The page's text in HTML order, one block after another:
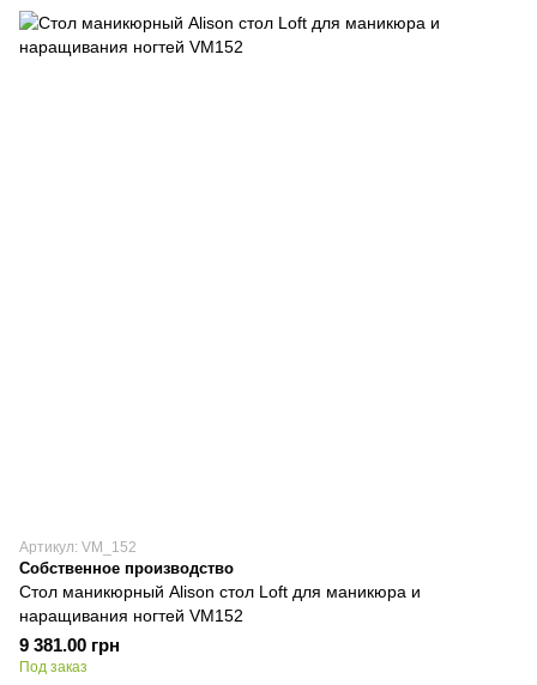
Артикул: VM_152
Собственное производство
Стол маникюрный Alison стол Loft для маникюра и
наращивания ногтей VM152
9 381.00 грн
Под заказ